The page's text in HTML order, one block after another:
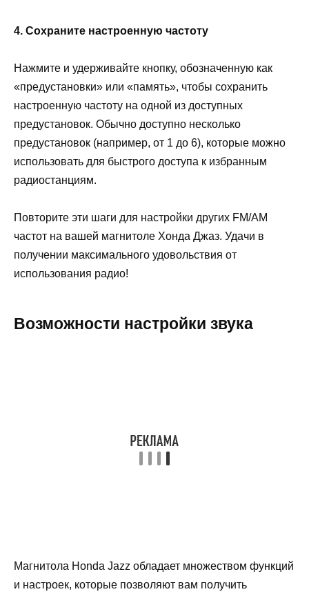
4. Сохраните настроенную частоту
Нажмите и удерживайте кнопку, обозначенную как
«предустановки» или «память», чтобы сохранить
настроенную частоту на одной из доступных
предустановок. Обычно доступно несколько
предустановок (например, от 1 до 6), которые можно
использовать для быстрого доступа к избранным
радиостанциям.
Повторите эти шаги для настройки других FM/AM
частот на вашей магнитоле Хонда Джаз. Удачи в
получении максимального удовольствия от
использования радио!
Возможности настройки звука
Магнитола Honda Jazz обладает множеством функций
и настроек, которые позволяют вам получить